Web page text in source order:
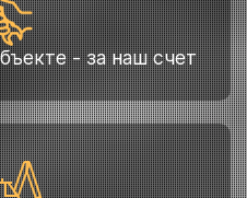
- за наш счет